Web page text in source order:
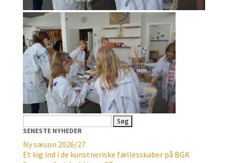
efter:
SENESTE NYHEDER
Ny sæson 2026/27
Et kig ind i de kunstneriske fællesskaber på BGK